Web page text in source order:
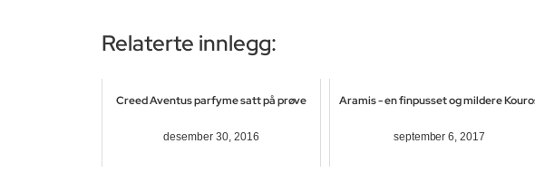
Relaterte innlegg:
Creed Aventus parfyme satt på prøve
desember 30, 2016
Aramis - en finpusset og mildere
september 6, 2017